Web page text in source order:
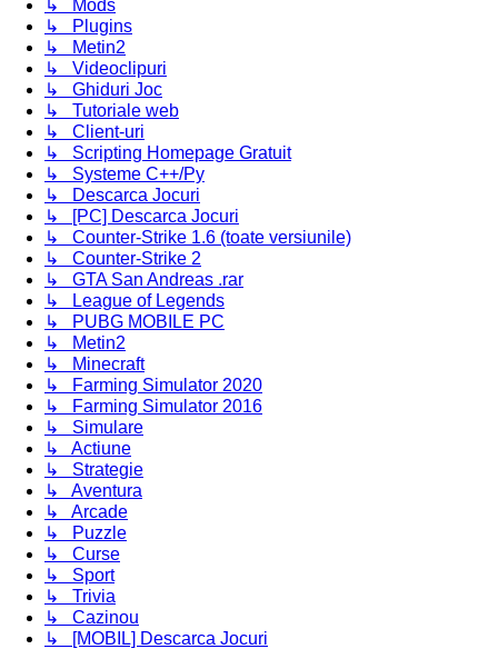
↳ Mods
↳ Plugins
↳ Metin2
↳ Videoclipuri
↳ Ghiduri Joc
↳ Tutoriale web
↳ Client-uri
↳ Scripting Homepage Gratuit
↳ Systeme C++/Py
↳ Descarca Jocuri
↳ [PC] Descarca Jocuri
↳ Counter-Strike 1.6 (toate versiunile)
↳ Counter-Strike 2
↳ GTA San Andreas .rar
↳ League of Legends
↳ PUBG MOBILE PC
↳ Metin2
↳ Minecraft
↳ Farming Simulator 2020
↳ Farming Simulator 2016
↳ Simulare
↳ Actiune
↳ Strategie
↳ Aventura
↳ Arcade
↳ Puzzle
↳ Curse
↳ Sport
↳ Trivia
↳ Cazinou
↳ [MOBIL] Descarca Jocuri